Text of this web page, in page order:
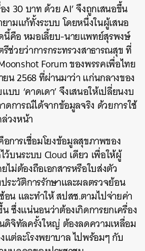
ง 30 บาท ด้วย AI’ จึงถูกเสนอขึ้น
ามแก้ทั้งระบบ โดยหนึ่งในผู้เสนอ
คือ หมอเลี้ยบ-นายแพทย์สุรพงษ์
ช่วยว่าการกระทรวงสาธารณสุข ที่
Forum ของพรรคเพื่อไทย
น 2568 ที่ผ่านมาว่า แก่นกลางของ
บ ‘คาดเดา’ จึงเสนอให้เปลี่ยนงบ
ดการณ์ได้จากข้อมูลจริง ด้วยการใช้
วงหน้า
การเชื่อมโยงข้อมูลสุขภาพของ
ว้บนระบบ Cloud เดียว เพื่อให้ผู้
ไม่ต้องถือเอกสารหรือใบส่งตัว
ระวัติการรักษาและผลตรวจย้อน
อน และทำให้ สปสช.ตามไปจ่ายค่า
ซึ่งแน่นอนว่าต้องเกิดการยกเครื่อง
ดิจิทัลครั้งใหญ่ ต้องลดความเหลื่อม
แต่ละโรงพยาบาล ไปพร้อมๆ กับ